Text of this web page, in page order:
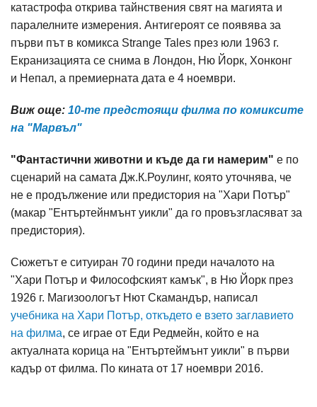
катастрофа открива тайнствения свят на магията и
паралелните измерения. Антигероят се появява за
първи път в комикса Strange Tales през юли 1963 г.
Екранизацията се снима в Лондон, Ню Йорк, Хонконг
и Непал, а премиерната дата е 4 ноември.
Виж още: 10-те предстоящи филма по комиксите
на "Марвъл"
"Фантастични животни и къде да ги намерим" е по
сценарий на самата Дж.К.Роулинг, която уточнява, че
не е продължение или предистория на "Хари Потър"
(макар "Ентъртейнмънт уикли" да го провъзгласяват за
предистория).
Сюжетът е ситуиран 70 години преди началото на
"Хари Потър и Философският камък", в Ню Йорк през
1926 г. Магизоологът Нют Скамандър, написал
учебника на Хари Потър, откъдето е взето заглавието
на филма, се играе от Еди Редмейн, който е на
актуалната корица на "Ентъртеймънт уикли" в първи
кадър от филма. По кината от 17 ноември 2016.